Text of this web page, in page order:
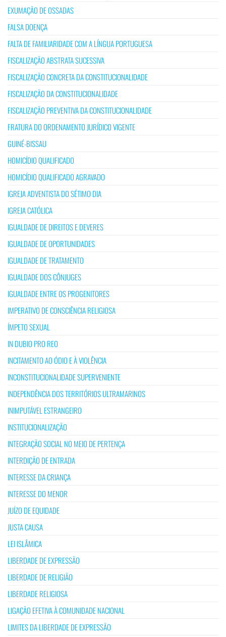
EXUMAÇÃO DE OSSADAS
FALSA DOENÇA
FALTA DE FAMILIARIDADE COM A LÍNGUA PORTUGUESA
FISCALIZAÇÃO ABSTRATA SUCESSIVA
FISCALIZAÇÃO CONCRETA DA CONSTITUCIONALIDADE
FISCALIZAÇÃO DA CONSTITUCIONALIDADE
FISCALIZAÇÃO PREVENTIVA DA CONSTITUCIONALIDADE
FRATURA DO ORDENAMENTO JURÍDICO VIGENTE
GUINÉ-BISSAU
HOMICÍDIO QUALIFICADO
HOMICÍDIO QUALIFICADO AGRAVADO
IGREJA ADVENTISTA DO SÉTIMO DIA
IGREJA CATÓLICA
IGUALDADE DE DIREITOS E DEVERES
IGUALDADE DE OPORTUNIDADES
IGUALDADE DE TRATAMENTO
IGUALDADE DOS CÔNJUGES
IGUALDADE ENTRE OS PROGENITORES
IMPERATIVO DE CONSCIÊNCIA RELIGIOSA
ÍMPETO SEXUAL
IN DUBIO PRO REO
INCITAMENTO AO ÓDIO E À VIOLÊNCIA
INCONSTITUCIONALIDADE SUPERVENIENTE
INDEPENDÊNCIA DOS TERRITÓRIOS ULTRAMARINOS
INIMPUTÁVEL ESTRANGEIRO
INSTITUCIONALIZAÇÃO
INTEGRAÇÃO SOCIAL NO MEIO DE PERTENÇA
INTERDIÇÃO DE ENTRADA
INTERESSE DA CRIANÇA
INTERESSE DO MENOR
JUÍZO DE EQUIDADE
JUSTA CAUSA
LEI ISLÂMICA
LIBERDADE DE EXPRESSÃO
LIBERDADE DE RELIGIÃO
LIBERDADE RELIGIOSA
LIGAÇÃO EFETIVA À COMUNIDADE NACIONAL
LIMITES DA LIBERDADE DE EXPRESSÃO